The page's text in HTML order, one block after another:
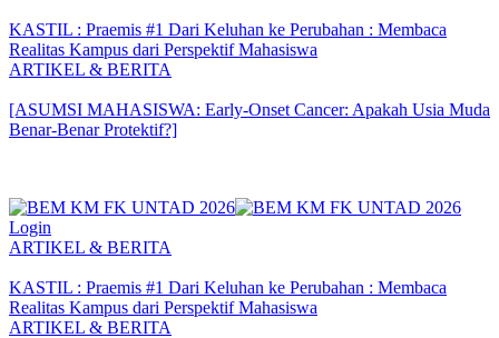
KASTIL : Praemis #1 Dari Keluhan ke Perubahan : Membaca
Realitas Kampus dari Perspektif Mahasiswa
ARTIKEL & BERITA
[ASUMSI MAHASISWA: Early-Onset Cancer: Apakah Usia Muda
Benar-Benar Protektif?]
Login
ARTIKEL & BERITA
KASTIL : Praemis #1 Dari Keluhan ke Perubahan : Membaca
Realitas Kampus dari Perspektif Mahasiswa
ARTIKEL & BERITA